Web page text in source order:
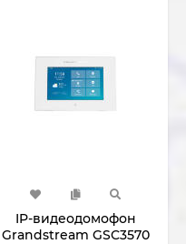
IP-видеодомофон
Grandstream GSC3570